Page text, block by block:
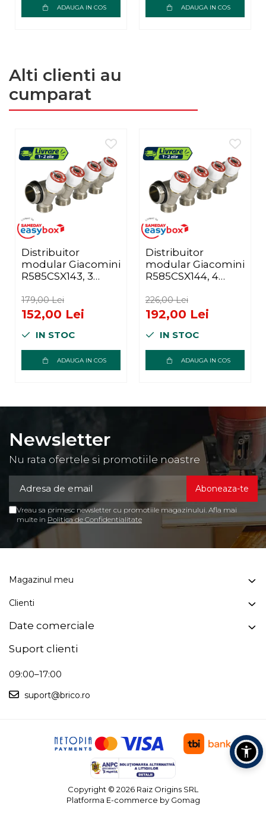
ADAUGA IN COS ADAUGA IN COS
Alti clienti au
cumparat
Distribuitor
modular Giacomini
R585CSX143, 3
de inchidere, 1” x
3/4”E, alama
nichelata
179,00 Lei
152,00 Lei
IN STOC
ADAUGA IN COS
Distribuitor
modular Giacomini
R585CSX144, 4
de inchidere, 1” x
3/4”E, alama
nichelata
226,00 Lei
192,00 Lei
IN STOC
ADAUGA IN COS
Newsletter
Nu rata ofertele si promotiile noastre
Vreau sa primesc newsletter cu promotiile magazinului. Afla mai
multe in Politica de Confidentialitate
Magazinul meu
Clienti
Date comerciale
Suport clienti
09:00–17:00
suport@brico.ro
Copyright © 2026 Raiz Origins SRL
Platforma E-commerce by Gomag